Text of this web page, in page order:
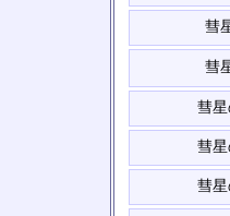
彗
彗
彗星
彗星
彗星